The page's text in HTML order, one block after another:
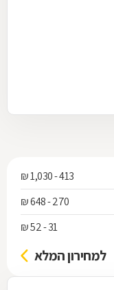
413 - 1,030 ₪
270 - 648 ₪
31 - 52 ₪
למחירון המלא